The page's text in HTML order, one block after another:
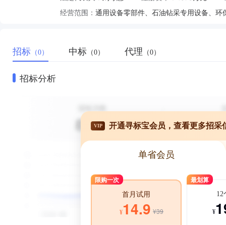
经营范围：
招标 （0） 中标 （0） 代理 （0）
招标分析
VIP 开通寻标宝会员，查看更多招采
单省会员
限购一次
首月试用
¥14.9 ¥39
最划算
12
¥